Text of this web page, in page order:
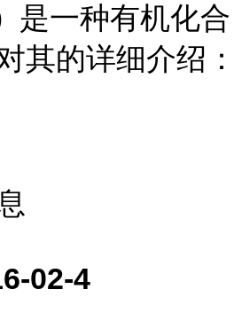
是一种有机化合
其的详细介绍：
02-4